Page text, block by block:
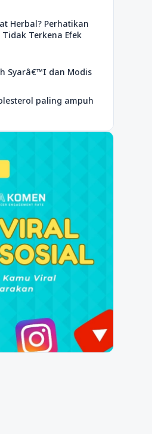
Herbal? Perhatikan
Terkena Efek
Syarâ€™I dan Modis
paling ampuh